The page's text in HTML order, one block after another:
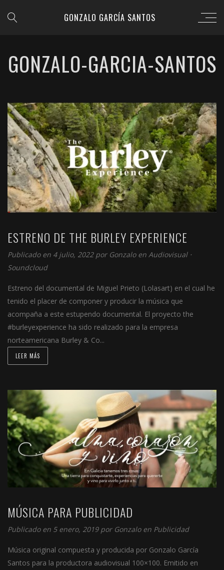
GONZALO GARCÍA SANTOS
GONZALO-GARCIA-SANTOS
ESTRENO DE THE BURLEY EXPERIENCE
Publicado en 4 julio, 2022 por Gonzalo en Audiovisual⋅
Soundcloud
Estreno del documental de Miguel Prieto (Lolasart) en el cual he
tenido el placer de componer y producir la música que
acompaña a este estupendo documental. El proyecto the
#burleyexperience ha sido realizado para la empresa
norteamericana Burley & Co...
LEER MÁS
MÚSICA PARA PUBLICIDAD
Publicado en 5 enero, 2019 por Gonzalo en Publicidad
Música original compuesta y producida por Gonzalo García
Santos para la productora audiovisual 100×100. Emitido en